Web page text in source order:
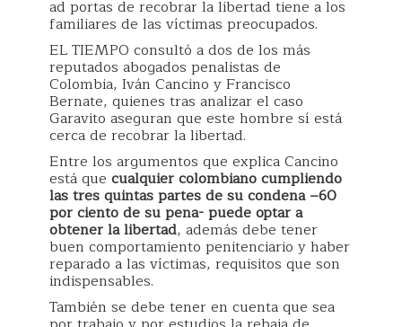
ad portas de recobrar la libertad tiene a los
familiares de las víctimas preocupados.
EL TIEMPO consultó a dos de los más
reputados abogados penalistas de
Colombia, Iván Cancino y Francisco
Bernate, quienes tras analizar el caso
Garavito aseguran que este hombre sí está
cerca de recobrar la libertad.
Entre los argumentos que explica Cancino
está que cualquier colombiano cumpliendo
las tres quintas partes de su condena –60
por ciento de su pena- puede optar a
obtener la libertad, además debe tener
buen comportamiento penitenciario y haber
reparado a las víctimas, requisitos que son
indispensables.
También se debe tener en cuenta que sea